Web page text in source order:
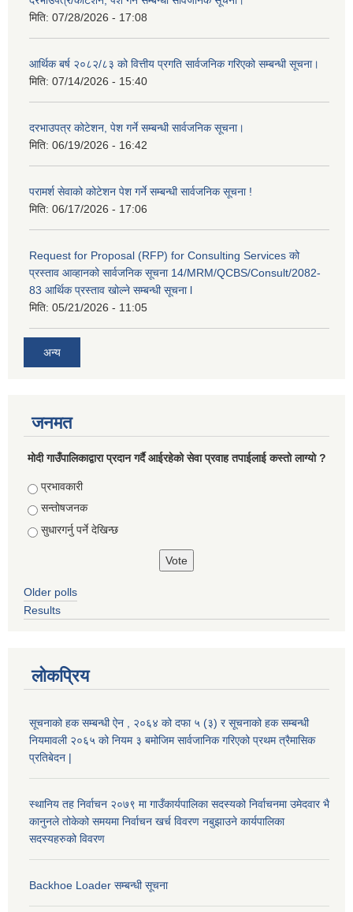
मिति: 07/28/2026 - 17:08
आर्थिक बर्ष २०८२/८३ को वित्तीय प्रगति सार्वजनिक गरिएको सम्बन्धी सूचना।
मिति: 07/14/2026 - 15:40
दरभाउपत्र कोटेशन, पेश गर्ने सम्बन्धी सार्वजनिक सूचना।
मिति: 06/19/2026 - 16:42
परामर्श सेवाको कोटेशन पेश गर्ने सम्बन्धी सार्वजनिक सूचना !
मिति: 06/17/2026 - 17:06
Request for Proposal (RFP) for Consulting Services को
प्रस्ताव आव्हानको सार्वजनिक सूचना 14/MRM/QCBS/Consult/2082-
83 आर्थिक प्रस्ताव खोल्ने सम्बन्धी सूचना l
मिति: 05/21/2026 - 11:05
अन्य
जनमत
मोदी गाउँपालिकाद्वारा प्रदान गर्दै आईरहेको सेवा प्रवाह तपाईलाई कस्तो लाग्यो ?
Choices
प्रभावकारी
सन्तोषजनक
सुधारगर्नु पर्ने देखिन्छ
Older polls
Results
लोकप्रिय
सूचनाको हक सम्बन्धी ऐन , २०६४ को दफा ५ (३) र सूचनाको हक सम्बन्धी
नियमावली २०६५ को नियम ३ बमोजिम सार्वजानिक गरिएको प्रथम त्रैमासिक
प्रतिबेदन |
स्थानिय तह निर्वाचन २०७९ मा गाउँकार्यपालिका सदस्यको निर्वाचनमा उमेदवार भै
कानुनले तोकेको समयमा निर्वाचन खर्च विवरण नबुझाउने कार्यपालिका
सदस्यहरुको विवरण
Backhoe Loader सम्बन्धी सूचना